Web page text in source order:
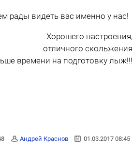
рады видеть вас именно у нас!
Хорошего настроения,
отличного скольжения
времени на подготовку лыж!!!
Андрей Краснов 01.03.2017 08:45